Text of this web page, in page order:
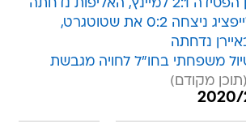
האליפות נדחתה
גרמניה: ר.ב. לייפציג ניצחה 0:2 את שטוטגרט,
נדחתה
משפחתי בחו"ל לחויה מגבשת